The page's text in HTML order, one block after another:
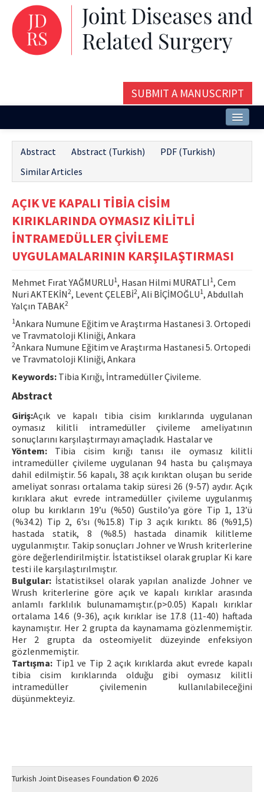
SUBMIT A MANUSCRIPT
Issues and Articles
Editorial Board
Aims and Scope
Contact Us
E-ISSN: 2687-4792
Abstract Abstract (Turkish)
PDF (Turkish)
Similar Articles
AÇIK VE KAPALI TİBİA CİSİM
KIRIKLARINDA OYMASIZ KİLİTLİ
İNTRAMEDÜLLER ÇİVİLEME
UYGULAMALARININ KARŞILAŞTIRMASI
Mehmet Fırat YAĞMURLU1, Hasan Hilmi MURATLI 1, Cem
Nuri AKTEKİN2, Levent ÇELEBİ2, Ali BİÇİMOĞLU1, Abdullah
Yalçın TABAK2
1Ankara Numune Eğitim ve Araştırma Hastanesi 3. Ortopedi
ve Travmatoloji Kliniği, Ankara
2Ankara Numune Eğitim ve Araştırma Hastanesi 5. Ortopedi
ve Travmatoloji Kliniği, Ankara
Keywords: Tibia Kırığı, İntramedüller Çivileme.
Abstract
Giriş:Açık ve kapalı tibia cisim kırıklarında uygulanan
oymasız kilitli intramedüller çivileme ameliyatının
sonuçlarını karşılaştırmayı amaçladık. Hastalar ve
Yöntem: Tibia cisim kırığı tanısı ile oymasız kilitli
intramedüller çivileme uygulanan 94 hasta bu çalışmaya
dahil edilmiştir. 56 kapalı, 38 açık kırıktan oluşan bu seride
ameliyat sonrası ortalama takip süresi 26 (9-57) aydır. Açık
kırıklara akut evrede intramedüller çivileme uygulanmış
olup bu kırıkların 19’u (%50) Gustilo’ya göre Tip 1, 13’ü
(%34.2) Tip 2, 6’sı (%15.8) Tip 3 açık kırıktı. 86 (%91,5)
hastada statik, 8 (%8.5) hastada dinamik kilitleme
uygulanmıştır. Takip sonuçları Johner ve Wrush kriterlerine
göre değerlendirilmiştir. İstatistiksel olarak gruplar Ki kare
testi ile karşılaştırılmıştır.
Bulgular: İstatistiksel olarak yapılan analizde Johner ve
Wrush kriterlerine göre açık ve kapalı kırıklar arasında
anlamlı farklılık bulunamamıştır.(p>0.05) Kapalı kırıklar
ortalama 14.6 (9-36), açık kırıklar ise 17.8 (11-40) haftada
kaynamıştır. Her 2 grupta da kaynamama gözlenmemiştir.
Her 2 grupta da osteomiyelit düzeyinde enfeksiyon
gözlenmemiştir.
Tartışma: Tip1 ve Tip 2 açık kırıklarda akut evrede kapalı
tibia cisim kırıklarında olduğu gibi oymasız kilitli
intramedüller çivilemenin kullanılabileceğini
düşünmekteyiz.
Turkish Joint Diseases Foundation © 2026